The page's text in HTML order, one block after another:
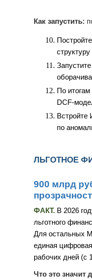
Как запустить:
По
DCF-
Встройте
по
ЛЬГОТНОЕ
900 млрд
ФАКТ. В 2026
льготного
Для остальных
единая
рабочих дней (с
Что это значит